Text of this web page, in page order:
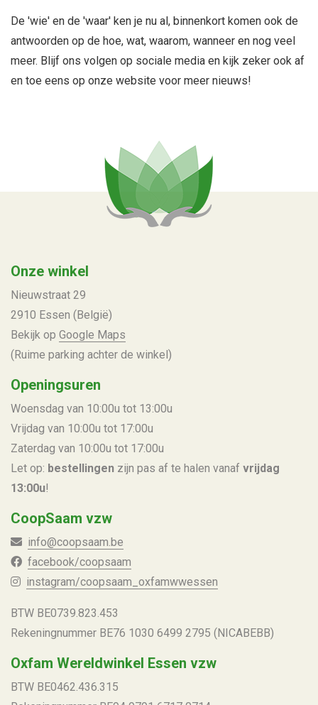
De 'wie' en de 'waar' ken je nu al, binnenkort komen ook de
antwoorden op de hoe, wat, waarom, wanneer en nog veel
meer. Blijf ons volgen op sociale media en kijk zeker ook af
en toe eens op onze website voor meer nieuws!
Onze winkel
Nieuwstraat 29
2910 Essen (België)
Bekijk op Google Maps
(Ruime parking achter de winkel)
Openingsuren
Woensdag van 10:00u tot 13:00u
Vrijdag van 10:00u tot 17:00u
Zaterdag van 10:00u tot 17:00u
Let op: bestellingen zijn pas af te halen vanaf vrijdag
13:00u!
CoopSaam vzw
info@coopsaam.be
facebook/coopsaam
instagram/coopsaam_oxfamwwessen
BTW BE0739.823.453
Rekeningnummer BE76 1030 6499 2795 (NICABEBB)
Oxfam Wereldwinkel Essen vzw
BTW BE0462.436.315